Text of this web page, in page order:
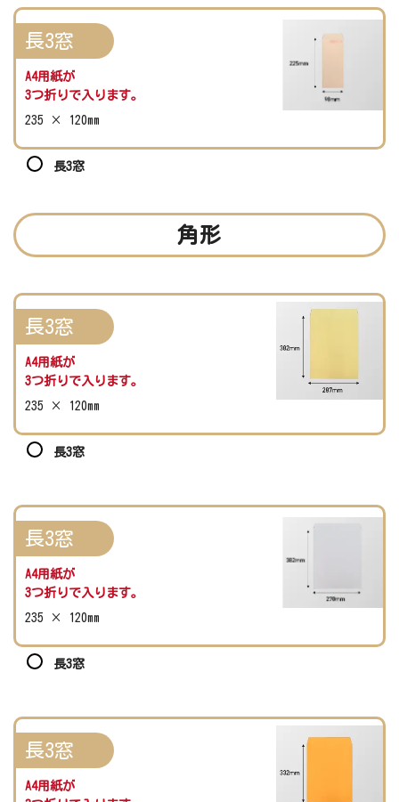
長3窓
A4用紙が
3つ折りで入ります。
235 × 120mm
長3窓
角形
長3窓
A4用紙が
3つ折りで入ります。
235 × 120mm
長3窓
長3窓
A4用紙が
3つ折りで入ります。
235 × 120mm
長3窓
長3窓
A4用紙が